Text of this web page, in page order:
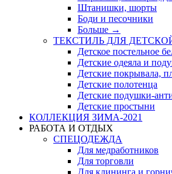
Штанишки, шорты
Боди и песочники
Больше →
ТЕКСТИЛЬ ДЛЯ
Детское постельное
Детские одеяла и
Детские покрывала,
Детские полотенца
Детские подушки-
Детские простыни
КОЛЛЕКЦИЯ ЗИМА-2021
РАБОТА И ОТДЫХ
СПЕЦОДЕЖДА
Для медработников
Для торговли
Для клининга и